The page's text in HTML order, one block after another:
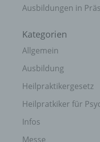
Ausbildungen in
Kategorien
Allgemein
Ausbildung
Heilpraktikergesetz
Heilpratkiker für
Infos
Messe